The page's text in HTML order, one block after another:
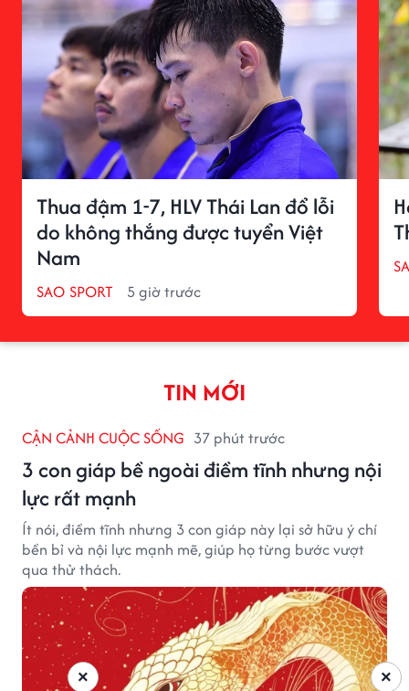
Thua đậm 1-7, HLV Thái Lan đổ lỗi
do không thắng được tuyển Việt
Nam
SAO SPORT 5 giờ trước
TIN MỚI
CẬN CẢNH CUỘC SỐNG 37 phút trước
3 con giáp bề ngoài điềm tĩnh nhưng nội
lực rất mạnh
Ít nói, điềm tĩnh nhưng 3 con giáp này lại sở hữu ý chí
bền bỉ và nội lực mạnh mẽ, giúp họ từng bước vượt
qua thử thách.
×
×